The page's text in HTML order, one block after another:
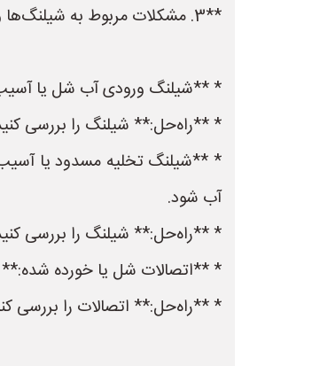
**3. مشکلات مربوط به شیلنگ‌ها و اتصالات:**
* **شیلنگ ورودی آب شل یا
* **راه‌حل:** شیلنگ را بررسی
* **شیلنگ تخلیه مسدود یا
آب شود.
* **راه‌حل:** شیلنگ را بررسی
* **اتصالات شل یا خورده
* **راه‌حل:** اتصالات را بررسی